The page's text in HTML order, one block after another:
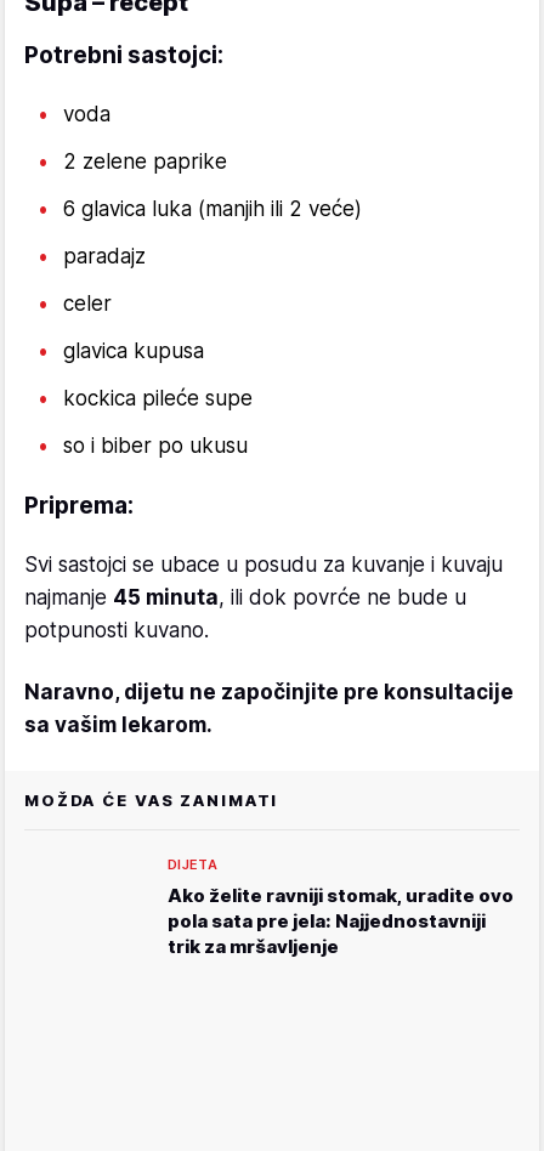
Potrebni sastojci:
voda
2 zelene paprike
6 glavica luka (manjih ili 2 veće)
paradajz
celer
glavica kupusa
kockica pileće supe
so i biber po ukusu
Priprema:
Svi sastojci se ubace u posudu za kuvanje i kuvaju
najmanje 45 minuta, ili dok povrće ne bude u
potpunosti kuvano.
Naravno, dijetu ne započinjite pre konsultacije
sa vašim lekarom.
MOŽDA ĆE VAS ZANIMATI
DIJETA
Ako želite ravniji stomak, uradite ovo
pola sata pre jela: Najjednostavniji
trik za mršavljenje